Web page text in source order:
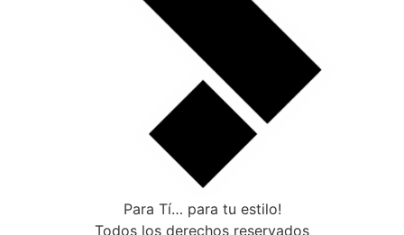
Para Tí… para tu estilo!
Todos los derechos reservados